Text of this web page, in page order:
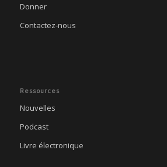
Donner
Contactez-nous
Ressources
Nouvelles
Podcast
Livre électronique